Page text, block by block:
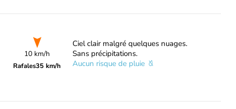
10 km/h
Rafales35 km/h
Ciel clair malgré quelques nuages.
Sans précipitations.
Aucun risque de pluie